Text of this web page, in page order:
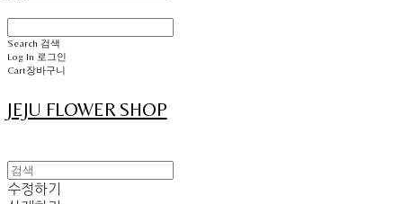
Search 검색
Log In 로그인
Cart장바구니
JEJU FLOWER SHOP
수정하기